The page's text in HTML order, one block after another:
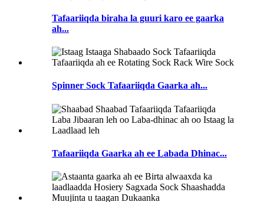
Tafaariiqda biraha la guuri karo ee gaarka
ah...
Spinner Sock Tafaariiqda Gaarka ah...
Tafaariiqda Gaarka ah ee Labada Dhinac...